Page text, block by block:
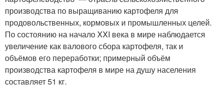
производства по выращиванию картофеля для
продовольственных, кормовых и промышленных целей.
По состоянию на начало XXI века в мире наблюдается
увеличение как валового сбора картофеля, так и
объёмов его переработки; примерный объём
производства картофеля в мире на душу населения
составляет 51 кг.